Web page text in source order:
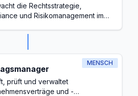
die Rechtsstrategie,
und Risikomanagement im
MENSCH
prüft und verwaltet
und -